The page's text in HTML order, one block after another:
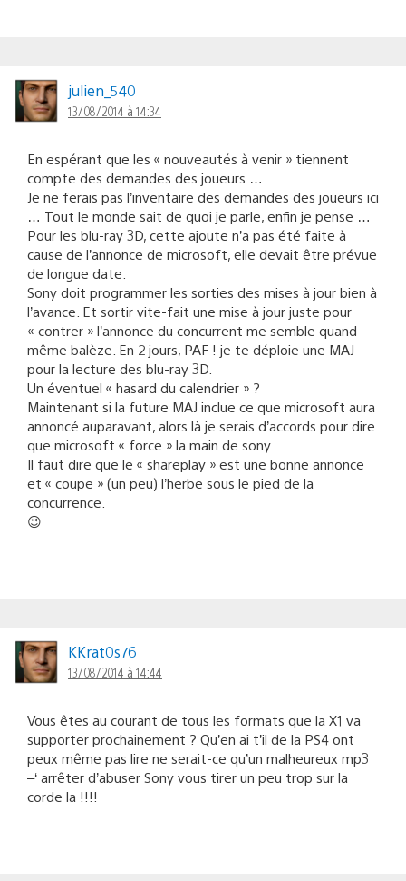
julien_540
13/08/2014 à 14:34
En espérant que les « nouveautés à venir » tiennent
compte des demandes des joueurs …
Je ne ferais pas l’inventaire des demandes des joueurs ici
… Tout le monde sait de quoi je parle, enfin je pense …
Pour les blu-ray 3D, cette ajoute n’a pas été faite à
cause de l’annonce de microsoft, elle devait être prévue
de longue date.
Sony doit programmer les sorties des mises à jour bien à
l’avance. Et sortir vite-fait une mise à jour juste pour
« contrer » l’annonce du concurrent me semble quand
même balèze. En 2 jours, PAF ! je te déploie une MAJ
pour la lecture des blu-ray 3D.
Un éventuel « hasard du calendrier » ?
Maintenant si la future MAJ inclue ce que microsoft aura
annoncé auparavant, alors là je serais d’accords pour dire
que microsoft « force » la main de sony.
Il faut dire que le « shareplay » est une bonne annonce
et « coupe » (un peu) l’herbe sous le pied de la
concurrence.
😉
KKrat0s76
13/08/2014 à 14:44
Vous êtes au courant de tous les formats que la X1 va
supporter prochainement ? Qu’en ai t’il de la PS4 ont
peux même pas lire ne serait-ce qu’un malheureux mp3
–‘ arrêter d’abuser Sony vous tirer un peu trop sur la
corde la !!!!